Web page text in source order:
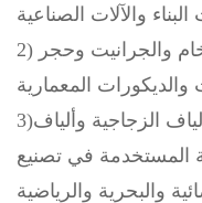
والجرانيت وحجر
الزجاجية وألياف
المستخدمة في تصنيع